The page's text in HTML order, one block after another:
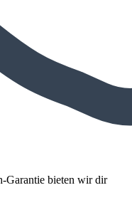
Garantie bieten wir dir